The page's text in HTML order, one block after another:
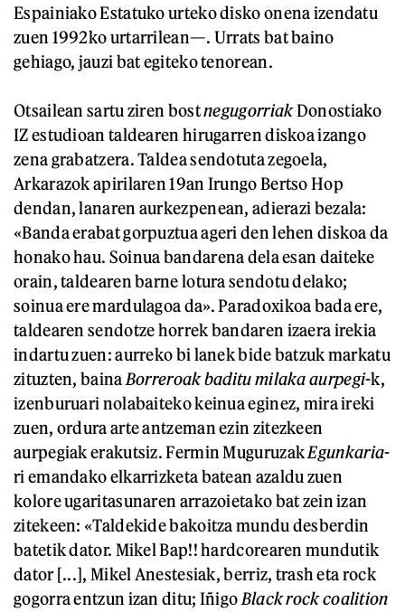
Espainiako Estatuko urteko disko onena izendatu
zuen 1992ko urtarrilean—. Urrats bat baino
gehiago, jauzi bat egiteko tenorean.
Otsailean sartu ziren bostnegugorriakDonostiako
IZ estudioan taldearen hirugarren diskoa izango
zena grabatzera. Taldea sendotuta zegoela,
Arkarazok apirilaren 19an Irungo Bertso Hop
dendan, lanaren aurkezpenean, adierazi bezala:
«Banda erabat gorpuztua ageri den lehen diskoa da
honako hau. Soinua bandarena dela esan daiteke
orain, taldearen barne lotura sendotu delako;
soinua ere mardulagoa da». Paradoxikoa bada ere,
taldearen sendotze horrek bandaren izaera irekia
indartu zuen: aurreko bi lanek bide batzuk markatu
zituzten, baina Borreroak baditu milaka aurpegi-k,
izenburuari nolabaiteko keinua eginez, mira ireki
zuen, ordura arte antzeman ezin zitezkeen
aurpegiak erakutsiz. Fermin MuguruzakEgunkaria-
ri emandako elkarrizketa batean azaldu zuen
kolore ugaritasunaren arrazoietako bat zein izan
zitekeen: «Taldekide bakoitza mundu desberdin
batetik dator. Mikel Bap!! hardcorearen mundutik
dator [...], Mikel Anestesiak, berriz, trash eta rock
gogorra entzun izan ditu; Iñigo Black rock coalition